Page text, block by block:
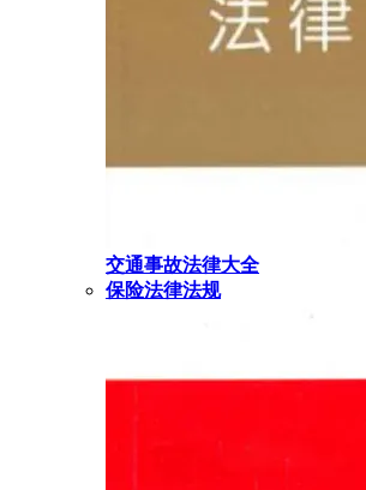
交通事故法律大全
保险法律法规